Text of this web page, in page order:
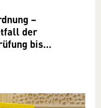
–
der
bis